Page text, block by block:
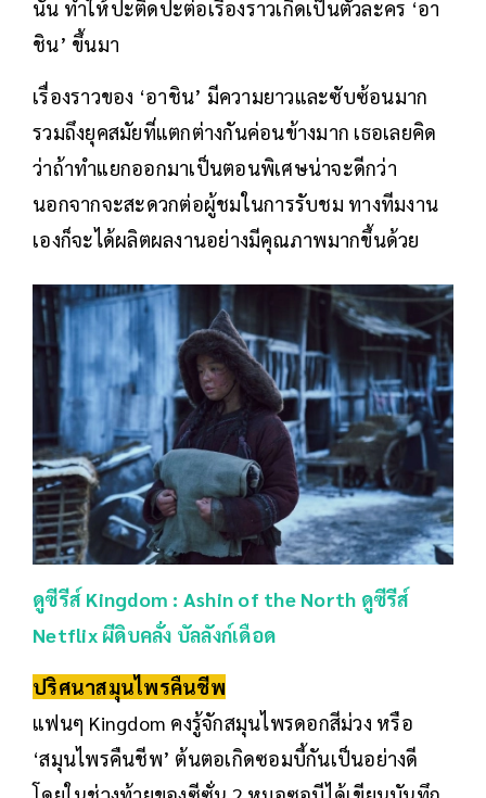
นั้น ทำให้ปะติดปะต่อเรื่องราวเกิดเป็นตัวละคร ‘อา
ชิน’ ขึ้นมา
เรื่องราวของ ‘อาชิน’ มีความยาวและซับซ้อนมาก
รวมถึงยุคสมัยที่แตกต่างกันค่อนข้างมาก เธอเลยคิด
ว่าถ้าทำแยกออกมาเป็นตอนพิเศษน่าจะดีกว่า
นอกจากจะสะดวกต่อผู้ชมในการรับชม ทางทีมงาน
เองก็จะได้ผลิตผลงานอย่างมีคุณภาพมากขึ้นด้วย
ดูซีรีส์ Kingdom : Ashin of the North ดูซีรีส์
Netflix ผีดิบคลั่ง บัลลังก์เดือด
ปริศนาสมุนไพรคืนชีพ
แฟนๆ Kingdom คงรู้จักสมุนไพรดอกสีม่วง หรือ
‘สมุนไพรคืนชีพ’ ต้นตอเกิดซอมบี้กันเป็นอย่างดี